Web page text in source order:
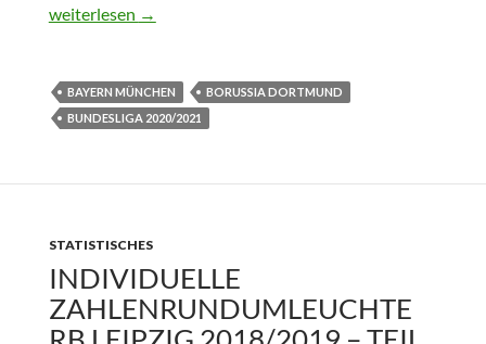
Nicht nur eine Frage der Effizienz
weiterlesen →
BAYERN MÜNCHEN
BORUSSIA DORTMUND
BUNDESLIGA 2020/2021
STATISTISCHES
INDIVIDUELLE
ZAHLENRUNDUMLEUCHTE